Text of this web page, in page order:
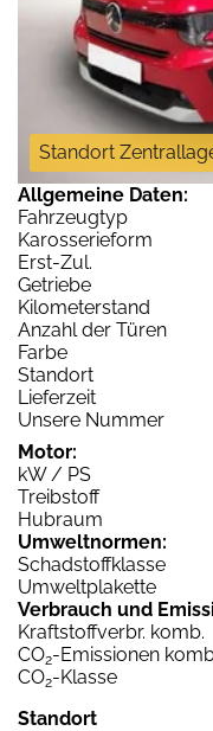
Standort
Allgemeine Daten:
Fahrzeugtyp
Karosserieform
Erst-Zul.
Getriebe
Kilometerstand
Anzahl der Türen
Farbe
Standort
Lieferzeit
Unsere Nummer
Motor:
kW / PS
Treibstoff
Hubraum
Umweltnormen:
Schadstoffklasse
Umweltplakette
Verbrauch und
Kraftstoffverbr. komb.
CO2-Emissionen
CO2-Klasse
Standort